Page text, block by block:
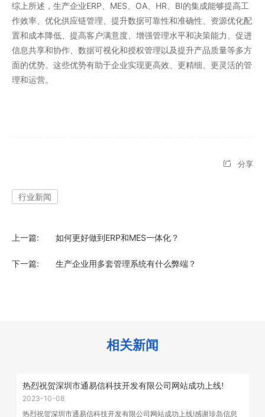
综上所述，生产企业ERP、MES、OA、HR、BI的集成能够提高工
作效率、优化供应链管理、提升数据可靠性和准确性、资源优化配
置和成本降低、提高客户满意度、增强管理水平和决策能力、促进
信息共享和协作、数据可视化和授权管理以及提升产品质量等多方
面的优势。这些优势有助于企业实现更高效、更精细、更灵活的管
理和运营。
分享
行业新闻
上一篇: 如何更好做到ERP和MES一体化？
下一篇: 生产企业用多套管理系统有什么弊端？
相关新闻
热烈祝贺深圳市通易信科技开发有限公司网站成功上线!
2023-10-08
热烈祝贺深圳市通易信科技开发有限公司网站成功上线!感谢珍岛信息